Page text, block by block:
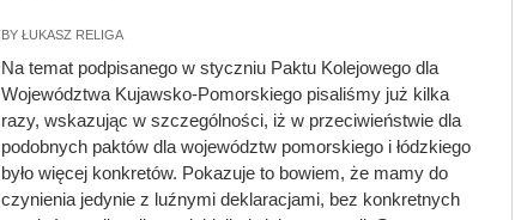
BY ŁUKASZ RELIGA
Na temat podpisanego w styczniu Paktu Kolejowego dla
Województwa Kujawsko-Pomorskiego pisaliśmy już kilka
razy, wskazując w szczególności, iż w przeciwieństwie dla
podobnych paktów dla województw pomorskiego i łódzkiego
było więcej konkretów. Pokazuje to bowiem, że mamy do
czynienia jedynie z luźnymi deklaracjami, bez konkretnych